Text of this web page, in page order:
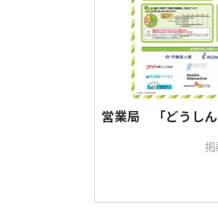
営業局 「どうし